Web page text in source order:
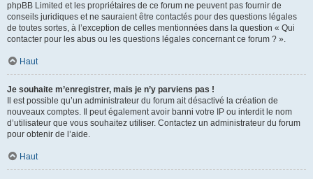
phpBB Limited et les propriétaires de ce forum ne peuvent pas fournir de
conseils juridiques et ne sauraient être contactés pour des questions légales
de toutes sortes, à l’exception de celles mentionnées dans la question « Qui
contacter pour les abus ou les questions légales concernant ce forum ? ».
Haut
Je souhaite m’enregistrer, mais je n’y parviens pas !
Il est possible qu’un administrateur du forum ait désactivé la création de
nouveaux comptes. Il peut également avoir banni votre IP ou interdit le nom
d’utilisateur que vous souhaitez utiliser. Contactez un administrateur du forum
pour obtenir de l’aide.
Haut